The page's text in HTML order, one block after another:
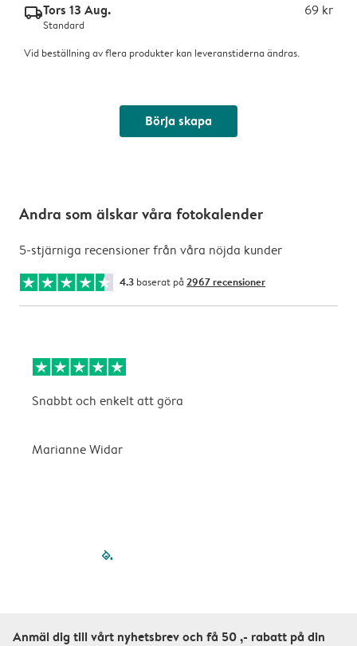
delivery_standard_v2Tors 13 Aug. 69 kr
Standard
Vid beställning av flera produkter kan leveranstiderna ändras.
Börja skapa
Andra som älskar våra fotokalender
5-stjärniga recensioner från våra nöjda kunder
4.3 baserat på 2967 recensioner
Snabbt och enkelt att göra
Marianne Widar
filled-pagination
Anmäl dig till vårt nyhetsbrev och få 50 ,- rabatt på din